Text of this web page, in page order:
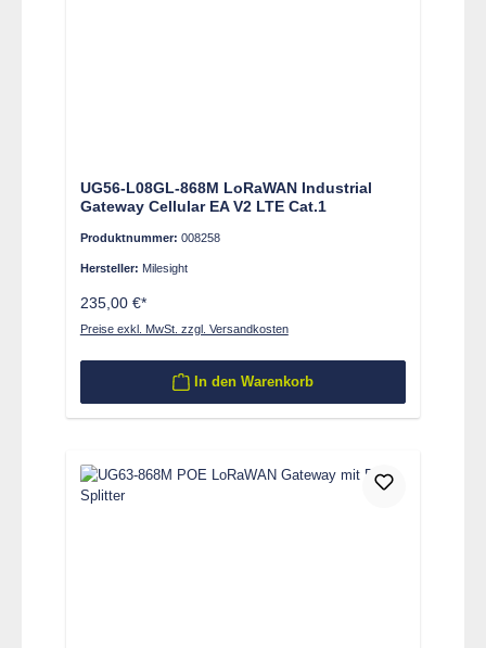
UG56-L08GL-868M LoRaWAN Industrial
Gateway Cellular EA V2 LTE Cat.1
Produktnummer: 008258
Hersteller: Milesight
235,00 €*
Preise exkl. MwSt. zzgl. Versandkosten
In den Warenkorb